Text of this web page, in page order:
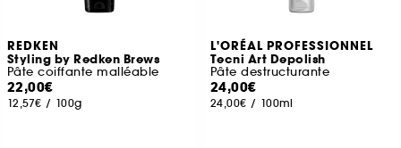
REDKEN
Styling by Redken Brews
Pâte coiffante malléable
22,00€
12,57€ / 100g
L'ORÉAL PROFESSIONNEL
Tecni Art Depolish
Pâte destructurante
24,00€
24,00€ / 100ml